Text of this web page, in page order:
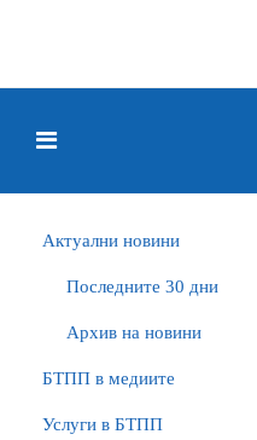
Актуални новини
Последните 30 дни
Архив на новини
БTПП в медиите
Услуги в БТПП